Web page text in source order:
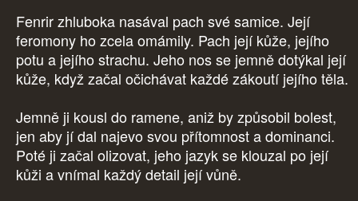
Fenrir zhluboka nasával pach své samice. Její
feromony ho zcela omámily. Pach její kůže, jejího
potu a jejího strachu. Jeho nos se jemně dotýkal její
kůže, když začal očichávat každé zákoutí jejího těla.
Jemně ji kousl do ramene, aniž by způsobil bolest,
jen aby jí dal najevo svou přítomnost a dominanci.
Poté ji začal olizovat, jeho jazyk se klouzal po její
kůži a vnímal každý detail její vůně.